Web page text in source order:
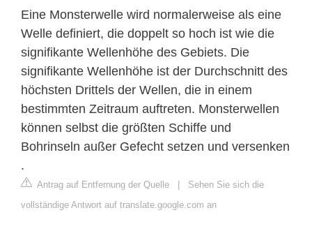
Eine Monsterwelle wird normalerweise als eine
Welle definiert, die doppelt so hoch ist wie die
signifikante Wellenhöhe des Gebiets. Die
signifikante Wellenhöhe ist der Durchschnitt des
höchsten Drittels der Wellen, die in einem
bestimmten Zeitraum auftreten. Monsterwellen
können selbst die größten Schiffe und
Bohrinseln außer Gefecht setzen und versenken
.
Antrag auf Entfernung der Quelle | Sehen Sie sich die
vollständige Antwort auf translate.google.com an